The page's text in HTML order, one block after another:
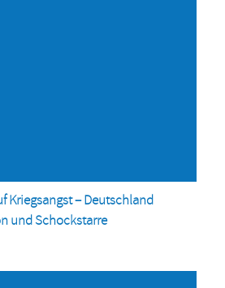
Kriegsangst – Deutschland
und Schockstarre